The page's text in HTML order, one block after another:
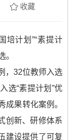
收藏
培计划”“素提计
。
，32位教师入选
选“素提计划”优
成果转化案例。
创新、研修体系
建设提供了可复